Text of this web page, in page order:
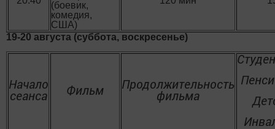
(боевик,
комедия,
США)
19-20 августа (суббота, воскресенье)
Начало
сеанса Фильм Продолжительность
фильма